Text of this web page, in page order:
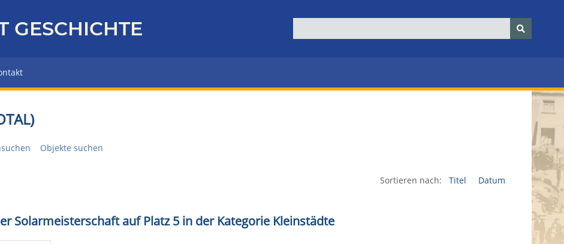
GESCHICHTE
Objekte suchen
Sortieren nach: Titel Datum
Solarmeisterschaft auf Platz 5 in der Kategorie Kleinstädte